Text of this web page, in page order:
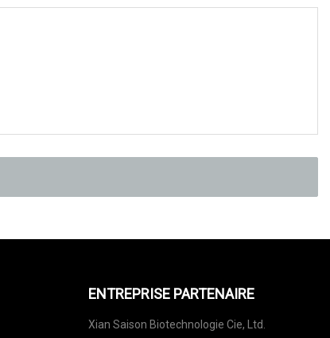
ENTREPRISE PARTENAIRE
Xian Saison Biotechnologie Cie, Ltd.